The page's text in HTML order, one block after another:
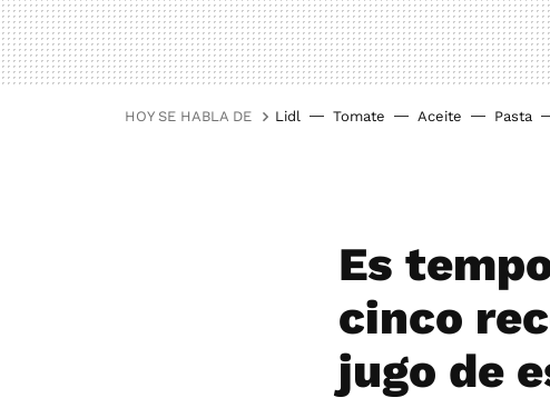
HOY SE HABLA DE Lidl Tomate Aceite Pasta
Es
cinco
jugo de